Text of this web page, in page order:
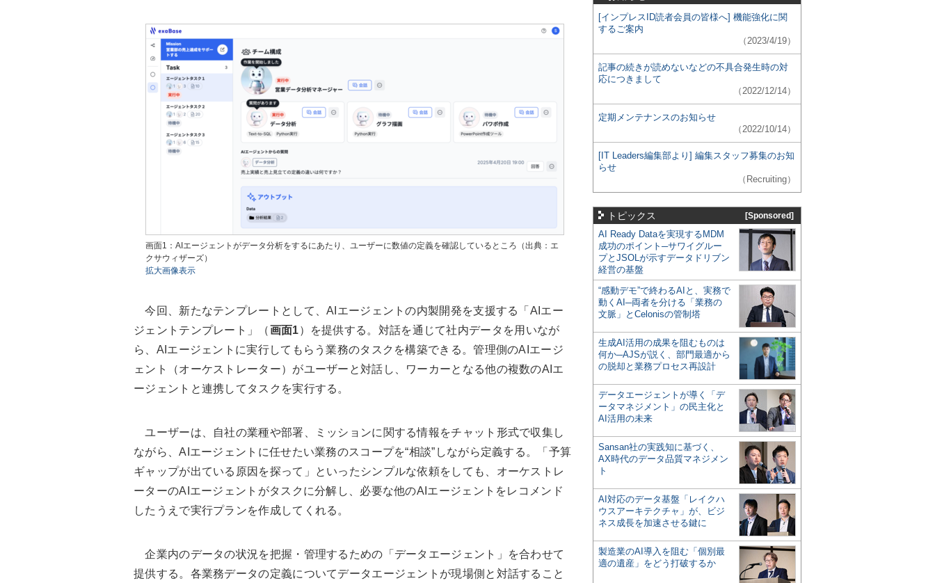
画面1：AIエージェントがデータ分析をするにあたり、ユーザーに数値の定義を確認しているところ（出典：エ
クサウィザーズ）
拡大画像表示
今回、新たなテンプレートとして、AIエージェントの内製開発を支援する「AIエー
ジェントテンプレート」（画面1）を提供する。対話を通じて社内データを用いなが
ら、AIエージェントに実行してもらう業務のタスクを構築できる。管理側のAIエージ
ェント（オーケストレーター）がユーザーと対話し、ワーカーとなる他の複数のAIエ
ージェントと連携してタスクを実行する。
ユーザーは、自社の業種や部署、ミッションに関する情報をチャット形式で収集し
ながら、AIエージェントに任せたい業務のスコープを“相談”しながら定義する。「予算
ギャップが出ている原因を探って」といったシンプルな依頼をしても、オーケストレ
ーターのAIエージェントがタスクに分解し、必要な他のAIエージェントをレコメンド
したうえで実行プランを作成してくれる。
企業内のデータの状況を把握・管理するための「データエージェント」を合わせて
提供する。各業務データの定義についてデータエージェントが現場側と対話すること
[インプレスID読者会員の皆様へ] 機能強化に関
するご案内
（2023/4/19）
記事の続きが読めないなどの不具合発生時の対
応につきまして
（2022/12/14）
定期メンテナンスのお知らせ
（2022/10/14）
[IT Leaders編集部より] 編集スタッフ募集のお知
らせ
（Recruiting）
トピックス [Sponsored]
AI Ready Dataを実現するMDM
成功のポイント─サワイグルー
プとJSOLが示すデータドリブン
経営の基盤
“感動デモ”で終わるAIと、実務で
動くAI─両者を分ける「業務の
文脈」とCelonisの管制塔
生成AI活用の成果を阻むものは
何か─AJSが説く、部門最適から
の脱却と業務プロセス再設計
データエージェントが導く「デ
ータマネジメント」の民主化と
AI活用の未来
Sansan社の実践知に基づく、
AX時代のデータ品質マネジメン
ト
AI対応のデータ基盤「レイクハ
ウスアーキテクチャ」が、ビジ
ネス成長を加速させる鍵に
製造業のAI導入を阻む「個別最
適の遺産」をどう打破するか